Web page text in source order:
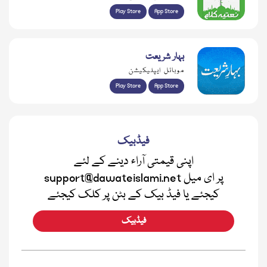
Play Store App Store
بہار شریعت
موبائل ایپلیکیشن
Play Store App Store
فیڈبیک
اپنی قیمتی آراء دینے کے لئے
support@dawateislami.net پر ای میل
کیجئے یا فیڈ بیک کے بٹن پر کلک کیجئے
فیڈبیک